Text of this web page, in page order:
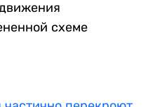
схеме